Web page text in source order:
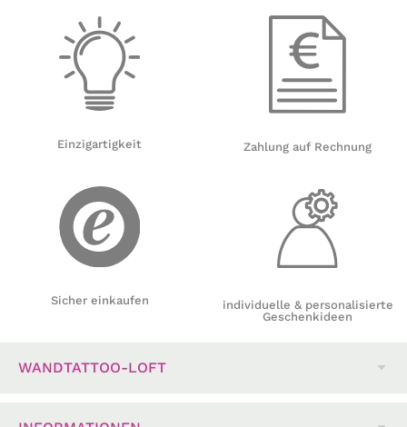
Einzigartigkeit
Sicher einkaufen
Zahlung auf Rechnung
individuelle & personalisierte
Geschenkideen
WANDTATTOO-LOFT